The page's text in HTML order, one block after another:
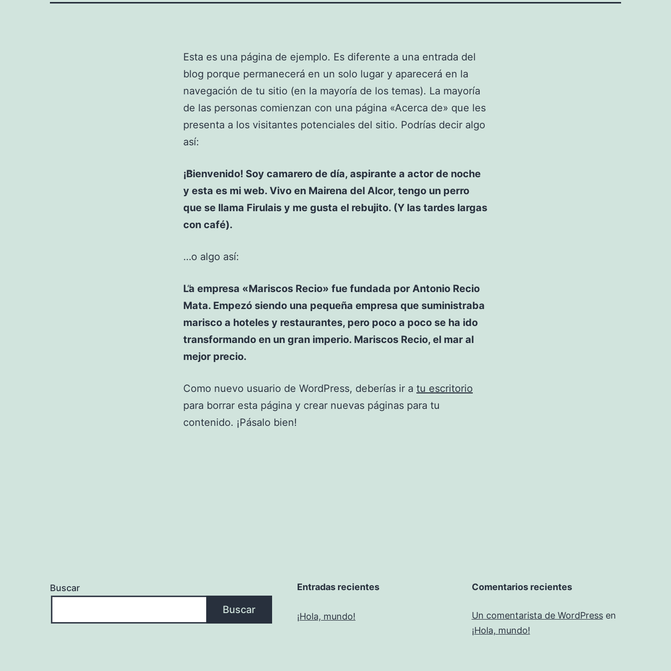
Esta es una página de ejemplo. Es diferente a una entrada del
blog porque permanecerá en un solo lugar y aparecerá en la
navegación de tu sitio (en la mayoría de los temas). La mayoría
de las personas comienzan con una página «Acerca de» que les
presenta a los visitantes potenciales del sitio. Podrías decir algo
así:
¡Bienvenido! Soy camarero de día, aspirante a actor de noche
y esta es mi web. Vivo en Mairena del Alcor, tengo un perro
que se llama Firulais y me gusta el rebujito. (Y las tardes largas
con café).
…o algo así:
La empresa «Mariscos Recio» fue fundada por Antonio Recio
Mata. Empezó siendo una pequeña empresa que suministraba
marisco a hoteles y restaurantes, pero poco a poco se ha ido
transformando en un gran imperio. Mariscos Recio, el mar al
mejor precio.
Como nuevo usuario de WordPress, deberías ir a tu escritorio
para borrar esta página y crear nuevas páginas para tu
contenido. ¡Pásalo bien!
Buscar
Buscar
Entradas recientes
¡Hola, mundo!
Comentarios recientes
Un comentarista de WordPressen
¡Hola, mundo!